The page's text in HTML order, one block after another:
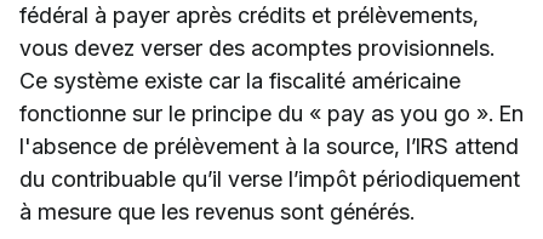
fédéral à payer après crédits et prélèvements,
vous devez verser des acomptes provisionnels.
Ce système existe car la fiscalité américaine
fonctionne sur le principe du « pay as you go ». En
l'absence de prélèvement à la source, l’IRS attend
du contribuable qu’il verse l’impôt périodiquement
à mesure que les revenus sont générés.